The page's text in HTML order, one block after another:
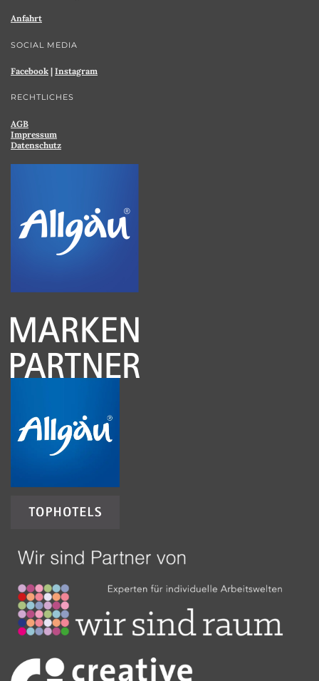
Anfahrt
SOCIAL MEDIA
Facebook | Instagram
RECHTLICHES
AGB
Impressum
Datenschutz